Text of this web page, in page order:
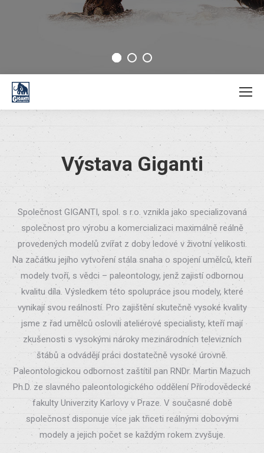
Výstava Giganti
Společnost GIGANTI, spol. s r.o. vznikla jako specializovaná
společnost pro výrobu a komercializaci maximálně reálně
provedených modelů zvířat z doby ledové v životní velikosti.
Na začátku jejího vytvoření stála snaha o spojení umělců, kteří
modely tvoří, s vědci – paleontology, jenž zajistí odbornou
kvalitu díla. Výsledkem této spolupráce jsou modely, které
vynikají svou reálností. Pro zajištění skutečně vysoké kvality
jsme z řad umělců oslovili ateliérové specialisty, kteří mají
zkušenosti s vysokými nároky mezinárodních televizních
štábů a odvádějí práci dostatečně vysoké úrovně.
Paleontologickou odbornost zaštítil pan RNDr. Martin Mazuch
Ph.D. ze slavného paleontologického oddělení Přírodovědecké
fakulty Univerzity Karlovy v Praze. V současné době
společnost disponuje více jak třiceti reálnými dobovými
modely a jejich počet se každým rokem zvyšuje.